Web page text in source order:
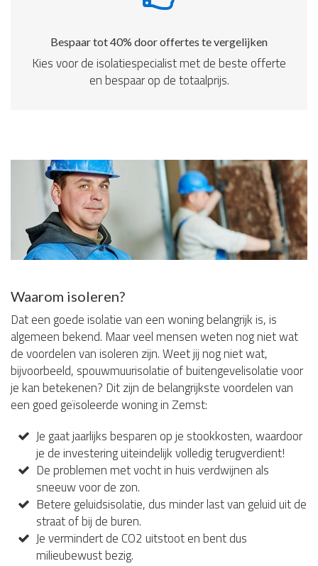
Bespaar tot 40% door offertes te vergelijken
Kies voor de isolatiespecialist met de beste offerte
en bespaar op de totaalprijs.
Waarom isoleren?
Dat een goede isolatie van een woning belangrijk is, is
algemeen bekend. Maar veel mensen weten nog niet wat
de voordelen van isoleren zijn. Weet jij nog niet wat,
bijvoorbeeld, spouwmuurisolatie of buitengevelisolatie voor
je kan betekenen? Dit zijn de belangrijkste voordelen van
een goed geïsoleerde woning in Zemst:
Je gaat jaarlijks besparen op je stookkosten, waardoor
je de investering uiteindelijk volledig terugverdient!
De problemen met vocht in huis verdwijnen als
sneeuw voor de zon.
Betere geluidsisolatie, dus minder last van geluid uit de
straat of bij de buren.
Je vermindert de CO2 uitstoot en bent dus
milieubewust bezig.